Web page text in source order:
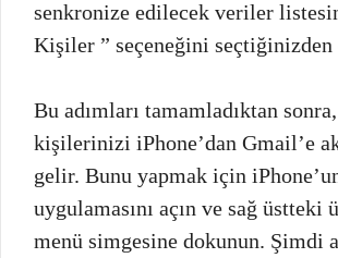
senkronize edilecek veriler
Kişiler ” seçeneğini
Bu adımları tamamladıktan sonra,
kişilerinizi iPhone’dan Gmail’e
gelir. Bunu yapmak için
uygulamasını açın ve sağ üstteki
menü simgesine dokunun. Şimdi